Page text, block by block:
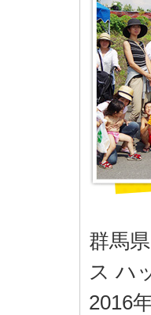
群馬
ス ハ
2016